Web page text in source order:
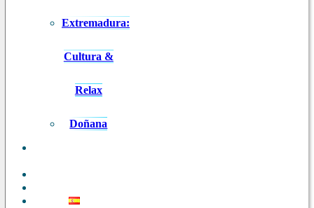
Extremadura:
Cultura &
Relax
Doñana